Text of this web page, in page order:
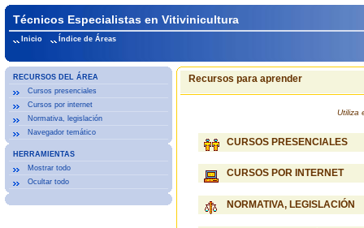
Técnicos Especialistas en Vitivinicultura
Inicio Índice de Áreas
RECURSOS DEL ÁREA
Cursos presenciales
Cursos por internet
Normativa, legislación
Navegador temático
HERRAMIENTAS
Mostrar todo
Ocultar todo
Recursos para aprender
Utiliza
CURSOS PRESENCIALES
CURSOS POR INTERNET
NORMATIVA, LEGISLACIÓN